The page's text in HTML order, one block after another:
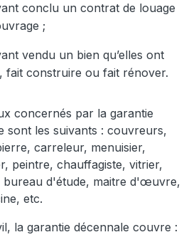
conclu un contrat de louage
;
vendu un bien qu’elles ont
fait construire ou fait rénover.
concernés par la garantie
sont les suivants : couvreurs,
carreleur, menuisier,
peintre, chauffagiste, vitrier,
bureau d'étude, maitre d'œuvre,
etc.
la garantie décennale couvre :